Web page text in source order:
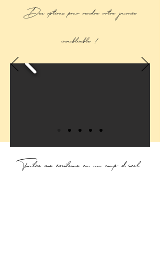
Des options pour rendre votre journée
inoubliable !
Toutes vos émotions en un coup d'oeil